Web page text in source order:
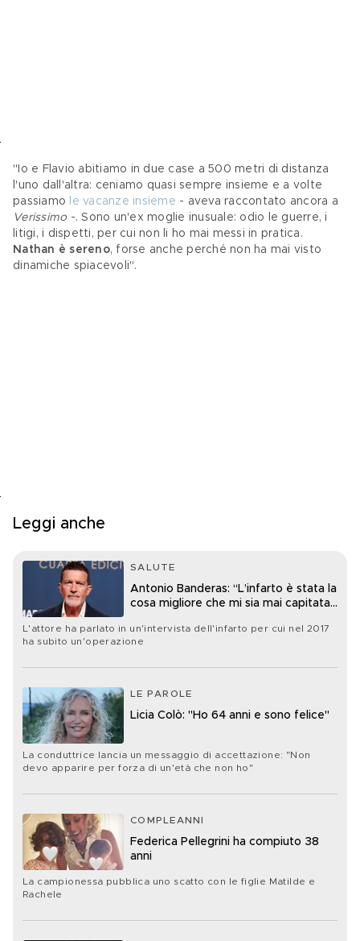
"Io e Flavio abitiamo in due case a 500 metri di distanza
l'uno dall'altra: ceniamo quasi sempre insieme e a volte
passiamo
le vacanze insieme - aveva raccontato ancora a
Verissimo -. Sono un'ex moglie inusuale: odio le guerre, i
litigi, i dispetti, per cui non li ho mai messi in pratica.
Nathan è sereno, forse anche perché non ha mai visto
dinamiche spiacevoli".
Leggi anche
SALUTE
Antonio Banderas: “L’infarto è stata la
cosa migliore che mi sia mai capitata
L'attore ha parlato in un'intervista dell'infarto per cui nel 2017
ha subito un'operazione
LE PAROLE
Licia Colò: "Ho 64 anni e sono felice"
La conduttrice lancia un messaggio di accettazione: "Non
devo apparire per forza di un'età che non ho"
COMPLEANNI
Federica Pellegrini ha compiuto 38
anni
La campionessa pubblica uno scatto con le figlie Matilde e
Rachele